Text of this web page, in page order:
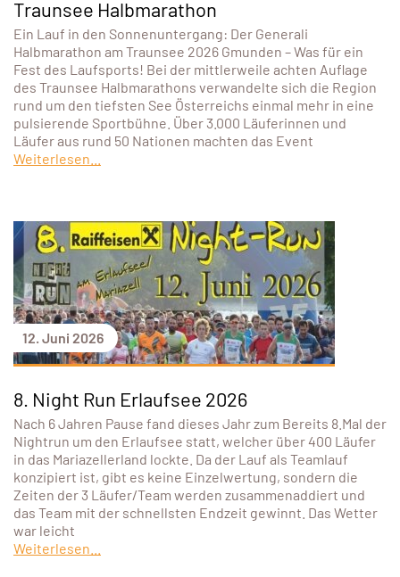
Traunsee Halbmarathon
Ein Lauf in den Sonnenuntergang: Der Generali
Halbmarathon am Traunsee 2026 Gmunden – Was für ein
Fest des Laufsports! Bei der mittlerweile achten Auflage
des Traunsee Halbmarathons verwandelte sich die Region
rund um den tiefsten See Österreichs einmal mehr in eine
pulsierende Sportbühne. Über 3.000 Läuferinnen und
Läufer aus rund 50 Nationen machten das Event
Weiterlesen...
12. Juni 2026
8. Night Run Erlaufsee 2026
Nach 6 Jahren Pause fand dieses Jahr zum Bereits 8.Mal der
Nightrun um den Erlaufsee statt, welcher über 400 Läufer
in das Mariazellerland lockte. Da der Lauf als Teamlauf
konzipiert ist, gibt es keine Einzelwertung, sondern die
Zeiten der 3 Läufer/Team werden zusammenaddiert und
das Team mit der schnellsten Endzeit gewinnt. Das Wetter
war leicht
Weiterlesen...